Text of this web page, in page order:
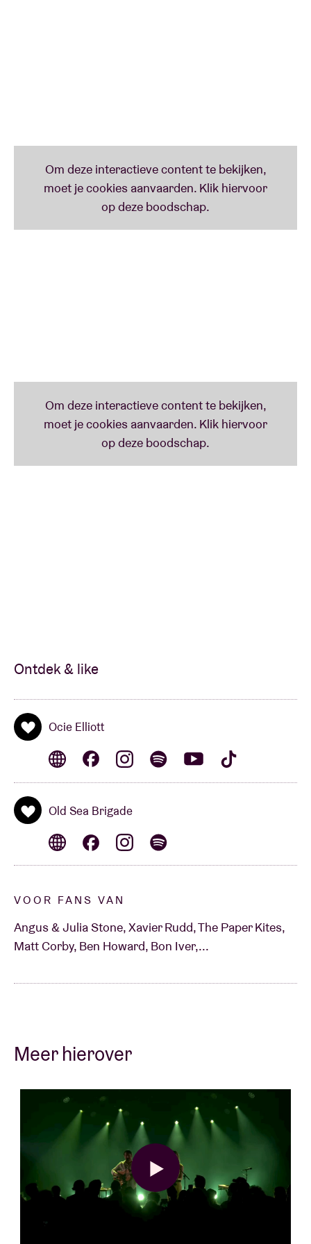
Ontdek & like
Ocie Elliott
Old Sea Brigade
VOOR FANS VAN
Angus & Julia Stone, Xavier Rudd, The Paper Kites,
Matt Corby, Ben Howard, Bon Iver,...
Meer hierover